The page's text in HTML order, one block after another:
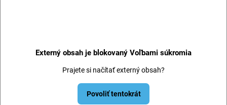
Externý obsah je blokovaný Voľbami súkromia
Prajete si načítať externý obsah?
Povoliť tentokrát